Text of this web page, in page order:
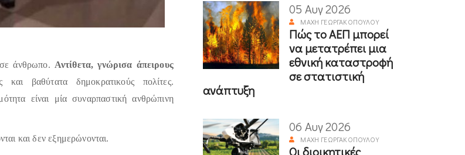
άνθρωπο. Αντίθετα, γνώρισα άπειρους
βαθύτατα δημοκρατικούς πολίτες.
είναι μία συναρπαστική ανθρώπινη
και δεν εξημερώνονται.
05 Αυγ 2026
ΜΆΧΗ ΓΕΩΡΓΑΚΟΠΟΎΛΟΥ
Πώς το ΑΕΠ μπορεί
να μετατρέπει μια
εθνική καταστροφή
σε στατιστική
ανάπτυξη
06 Αυγ 2026
ΜΆΧΗ ΓΕΩΡΓΑΚΟΠΟΎΛΟΥ
Οι διοικητικές